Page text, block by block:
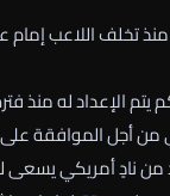
تخلف اللاعب إمام
الإعداد له منذ
من أجل الموافقة
من نادٍ أمريكي يسعى